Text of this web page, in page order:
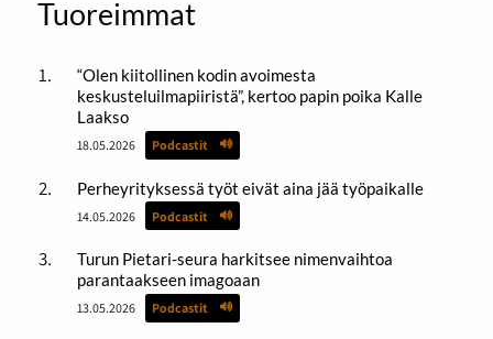
Tuoreimmat
“Olen kiitollinen kodin avoimesta
keskusteluilmapiiristä”, kertoo papin poika Kalle
Laakso
18.05.2026 Podcastit
Perheyrityksessä työt eivät aina jää työpaikalle
14.05.2026 Podcastit
Turun Pietari-seura harkitsee nimenvaihtoa
parantaakseen imagoaan
13.05.2026 Podcastit